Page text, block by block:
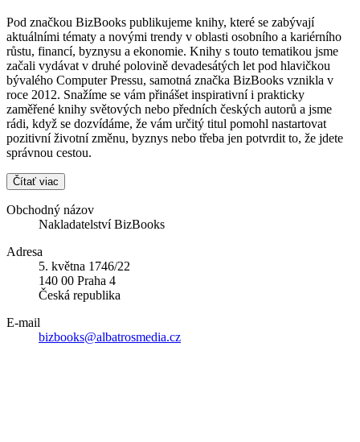
Pod značkou BizBooks publikujeme knihy, které se zabývají
aktuálními tématy a novými trendy v oblasti osobního a kariérního
růstu, financí, byznysu a ekonomie. Knihy s touto tematikou jsme
začali vydávat v druhé polovině devadesátých let pod hlavičkou
bývalého Computer Pressu, samotná značka BizBooks vznikla v
roce 2012. Snažíme se vám přinášet inspirativní i prakticky
zaměřené knihy světových nebo předních českých autorů a jsme
rádi, když se dozvídáme, že vám určitý titul pomohl nastartovat
pozitivní životní změnu, byznys nebo třeba jen potvrdit to, že jdete
správnou cestou.
Čítať viac
Obchodný názov
Nakladatelství BizBooks
Adresa
5. května 1746/22
140 00 Praha 4
Česká republika
E-mail
bizbooks@albatrosmedia.cz